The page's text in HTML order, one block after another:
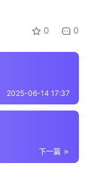
0 0
2025-06-14 17:37
下一篇